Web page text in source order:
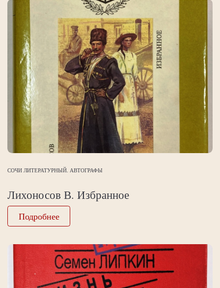
СОЧИ ЛИТЕРАТУРНЫЙ. АВТОГРАФЫ
Лихоносов В. Избранное
Подробнее